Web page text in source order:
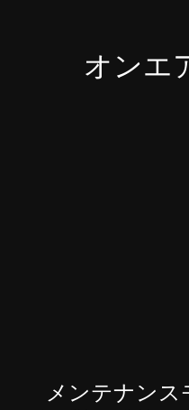
オンエ
メンテナン